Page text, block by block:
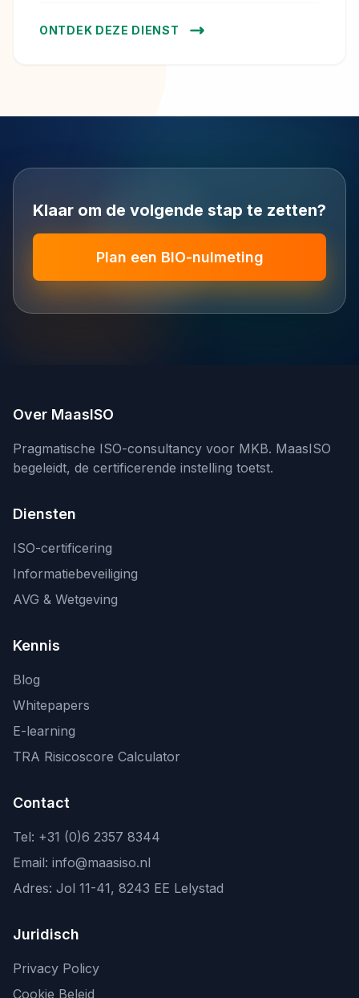
ONTDEK DEZE DIENST
Klaar om de volgende stap te zetten?
Plan een BIO‑nulmeting
Over MaasISO
Pragmatische ISO-consultancy voor MKB. MaasISO
begeleidt, de certificerende instelling toetst.
Diensten
ISO-certificering
Informatiebeveiliging
AVG & Wetgeving
Kennis
Blog
Whitepapers
E-learning
TRA Risicoscore Calculator
Contact
Tel: +31 (0)6 2357 8344
Email: info@maasiso.nl
Adres: Jol 11-41, 8243 EE Lelystad
Juridisch
Privacy Policy
Cookie Beleid